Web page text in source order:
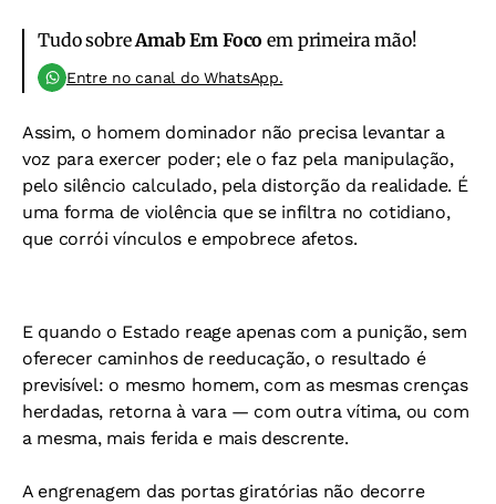
Tudo sobreAmab Em Foco em primeira mão!
Entre no canal do WhatsApp.
Assim, o homem dominador não precisa levantar a
voz para exercer poder; ele o faz pela manipulação,
pelo silêncio calculado, pela distorção da realidade. É
uma forma de violência que se infiltra no cotidiano,
que corrói vínculos e empobrece afetos.
E quando o Estado reage apenas com a punição, sem
oferecer caminhos de reeducação, o resultado é
previsível: o mesmo homem, com as mesmas crenças
herdadas, retorna à vara — com outra vítima, ou com
a mesma, mais ferida e mais descrente.
A engrenagem das portas giratórias não decorre